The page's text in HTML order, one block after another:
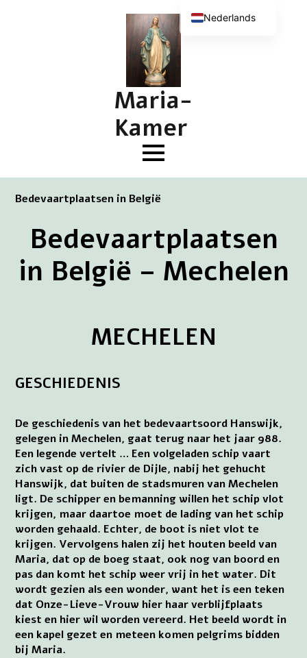
Maria-
Kamer
Bedevaartplaatsen in België
Bedevaartplaatsen
in België – Mechelen
MECHELEN
GESCHIEDENIS
De geschiedenis van het bedevaartsoord Hanswijk,
gelegen in Mechelen, gaat terug naar het jaar 988.
Een legende vertelt … Een volgeladen schip vaart
zich vast op de rivier de Dijle, nabij het gehucht
Hanswijk, dat buiten de stadsmuren van Mechelen
ligt. De schipper en bemanning willen het schip vlot
krijgen, maar daartoe moet de lading van het schip
worden gehaald. Echter, de boot is niet vlot te
krijgen. Vervolgens halen zij het houten beeld van
Maria, dat op de boeg staat, ook nog van boord en
pas dan komt het schip weer vrij in het water. Dit
wordt gezien als een wonder, want het is een teken
dat Onze-Lieve-Vrouw hier haar verblijfplaats
kiest en hier wil worden vereerd. Het beeld wordt in
een kapel gezet en meteen komen pelgrims bidden
bij Maria.
Nederlands